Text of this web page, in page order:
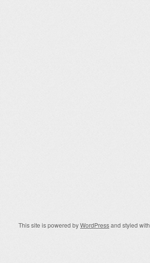
This site is powered byWordPressand styled with